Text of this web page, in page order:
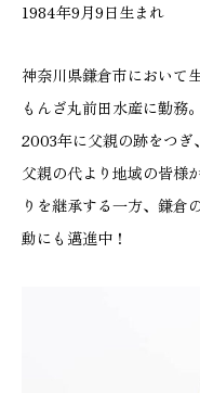
1984年9月9日生まれ
神奈川県鎌倉市において
もんざ丸前田水産に勤務。
2003年に父親の跡をつぎ
父親の代より地域の皆様
りを継承する一方、鎌倉
動にも邁進中！